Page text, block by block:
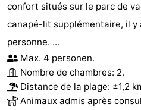
confort situés sur le parc de
canapé-lit supplémentaire, il y
personne. ...
Max. 4 personen.
Nombre de chambres: 2.
Distance de la plage: ±1,2
Animaux admis après